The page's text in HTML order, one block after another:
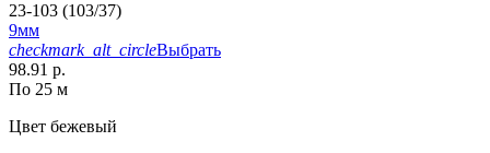
23-103 (103/37)
9мм
checkmark_alt_circleВыбрать
98.91 р.
По 25 м
Цвет бежевый